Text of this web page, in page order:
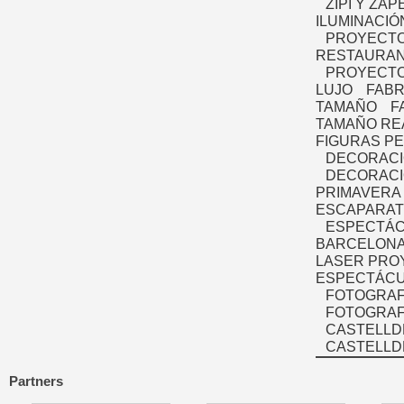
ZIPI Y
LUJO
TAMAÑO
TAMAÑO
FIGURAS
PRIMAVERA
LASER
Partners